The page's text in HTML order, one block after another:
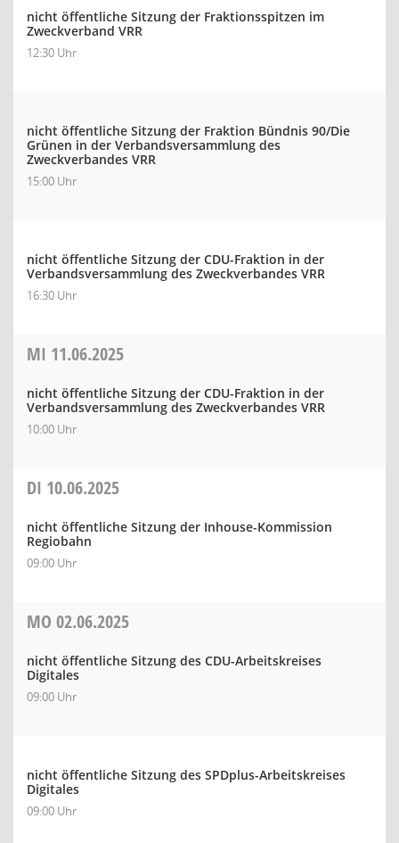
nicht öffentliche Sitzung der Fraktionsspitzen im
Zweckverband VRR
12:30 Uhr
nicht öffentliche Sitzung der Fraktion Bündnis 90/Die
Grünen in der Verbandsversammlung des
Zweckverbandes VRR
15:00 Uhr
nicht öffentliche Sitzung der CDU-Fraktion in der
Verbandsversammlung des Zweckverbandes VRR
16:30 Uhr
MI 11.06.2025
nicht öffentliche Sitzung der CDU-Fraktion in der
Verbandsversammlung des Zweckverbandes VRR
10:00 Uhr
DI 10.06.2025
nicht öffentliche Sitzung der Inhouse-Kommission
Regiobahn
09:00 Uhr
MO 02.06.2025
nicht öffentliche Sitzung des CDU-Arbeitskreises
Digitales
09:00 Uhr
nicht öffentliche Sitzung des SPDplus-Arbeitskreises
Digitales
09:00 Uhr